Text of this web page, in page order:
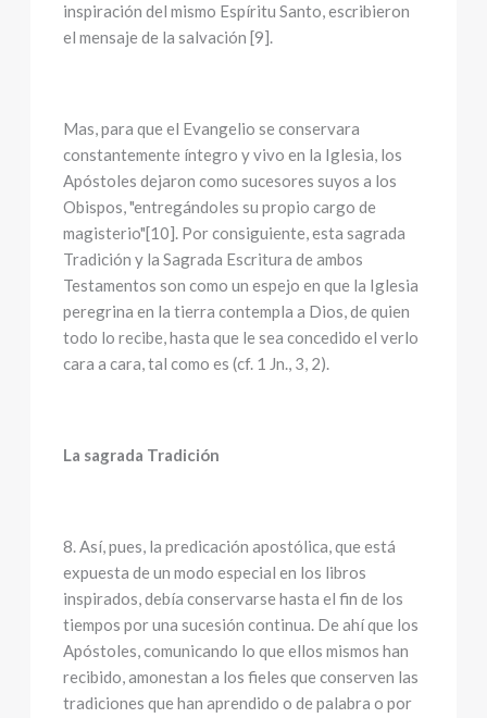
inspiración del mismo Espíritu Santo, escribieron
el mensaje de la salvación [9].
Mas, para que el Evangelio se conservara
constantemente íntegro y vivo en la Iglesia, los
Apóstoles dejaron como sucesores suyos a los
Obispos, "entregándoles su propio cargo de
magisterio"[10]. Por consiguiente, esta sagrada
Tradición y la Sagrada Escritura de ambos
Testamentos son como un espejo en que la Iglesia
peregrina en la tierra contempla a Dios, de quien
todo lo recibe, hasta que le sea concedido el verlo
cara a cara, tal como es (cf. 1 Jn., 3, 2).
La sagrada Tradición
8. Así, pues, la predicación apostólica, que está
expuesta de un modo especial en los libros
inspirados, debía conservarse hasta el fin de los
tiempos por una sucesión continua. De ahí que los
Apóstoles, comunicando lo que ellos mismos han
recibido, amonestan a los fieles que conserven las
tradiciones que han aprendido o de palabra o por